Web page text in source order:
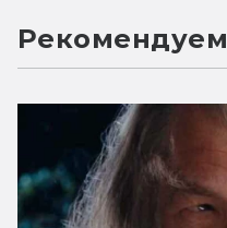
Рекомендуем